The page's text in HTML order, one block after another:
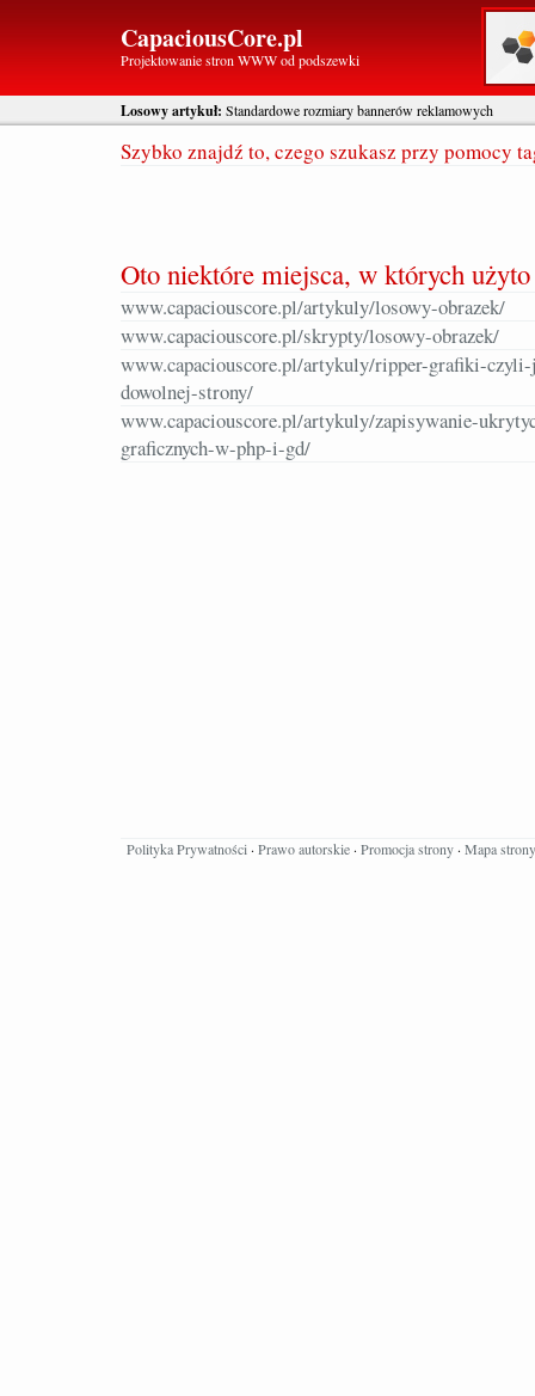
CapaciousCore.pl
Projektowanie stron WWW od podszewki
Losowy artykuł: Standardowe rozmiary bannerów reklamowych
Szybko znajdź to, czego szukasz przy pomocy
Oto niektóre miejsca, w których
www.capaciouscore.pl/artykuly/losowy-obrazek/
www.capaciouscore.pl/skrypty/losowy-obrazek/
www.capaciouscore.pl/artykuly/ripper-grafiki-
dowolnej-strony/
www.capaciouscore.pl/artykuly/zapisywanie-
graficznych-w-php-i-gd/
Polityka Prywatności · Prawo autorskie · Promocja strony · Mapa strony